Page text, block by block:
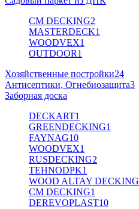
CM DECKING2
MASTERDECK1
WOODVEX1
OUTDOOR1
Хозяйственные постройки24
Антисептики, Огнебиозащита3
Заборная доска
DECKART1
GREENDECKING1
FAYNAG10
WOODVEX1
RUSDECKING2
TEHNODPK1
WOOD ALTAY DECKING
CM DECKING1
DEREVOPLAST10